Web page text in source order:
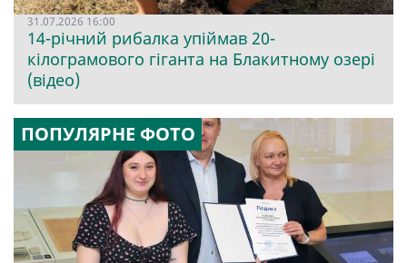
31.07.2026 16:00
14-річний рибалка упіймав 20-
кілограмового гіганта на Блакитному озері
(відео)
ПОПУЛЯРНЕ ФОТО